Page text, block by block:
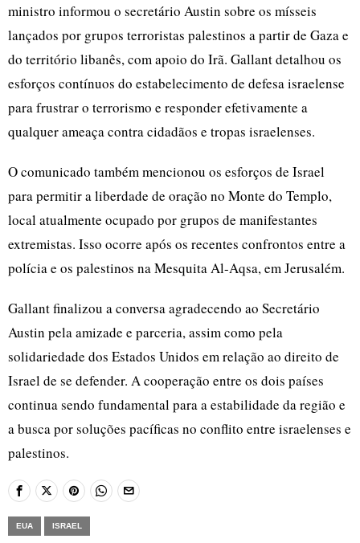
ministro informou o secretário Austin sobre os mísseis
lançados por grupos terroristas palestinos a partir de Gaza e
do território libanês, com apoio do Irã. Gallant detalhou os
esforços contínuos do estabelecimento de defesa israelense
para frustrar o terrorismo e responder efetivamente a
qualquer ameaça contra cidadãos e tropas israelenses.
O comunicado também mencionou os esforços de Israel
para permitir a liberdade de oração no Monte do Templo,
local atualmente ocupado por grupos de manifestantes
extremistas. Isso ocorre após os recentes confrontos entre a
polícia e os palestinos na Mesquita Al-Aqsa, em Jerusalém.
Gallant finalizou a conversa agradecendo ao Secretário
Austin pela amizade e parceria, assim como pela
solidariedade dos Estados Unidos em relação ao direito de
Israel de se defender. A cooperação entre os dois países
continua sendo fundamental para a estabilidade da região e
a busca por soluções pacíficas no conflito entre israelenses e
palestinos.
EUA ISRAEL